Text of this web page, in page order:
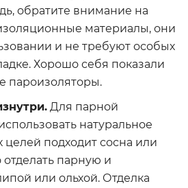
обратите внимание на
материалы, они
и не требуют особых
Хорошо себя показали
пароизоляторы.
Для парной
натуральное
целей подходит сосна или
парную и
или ольхой. Отделка